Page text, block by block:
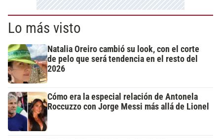
Lo más visto
Natalia Oreiro cambió su look, con el corte
de pelo que será tendencia en el resto del
2026
Cómo era la especial relación de Antonela
Roccuzzo con Jorge Messi más allá de Lionel